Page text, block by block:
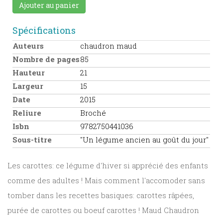
Ajouter au panier
Spécifications
Auteurs
chaudron maud
Nombre de pages85
Hauteur
21
Largeur
15
Date
2015
Reliure
Broché
Isbn
9782750441036
Sous-titre
"Un légume ancien au goût du jour"
Les carottes: ce légume d'hiver si apprécié des enfants
comme des adultes ! Mais comment l'accomoder sans
tomber dans les recettes basiques: carottes râpées,
purée de carottes ou boeuf carottes ! Maud Chaudron